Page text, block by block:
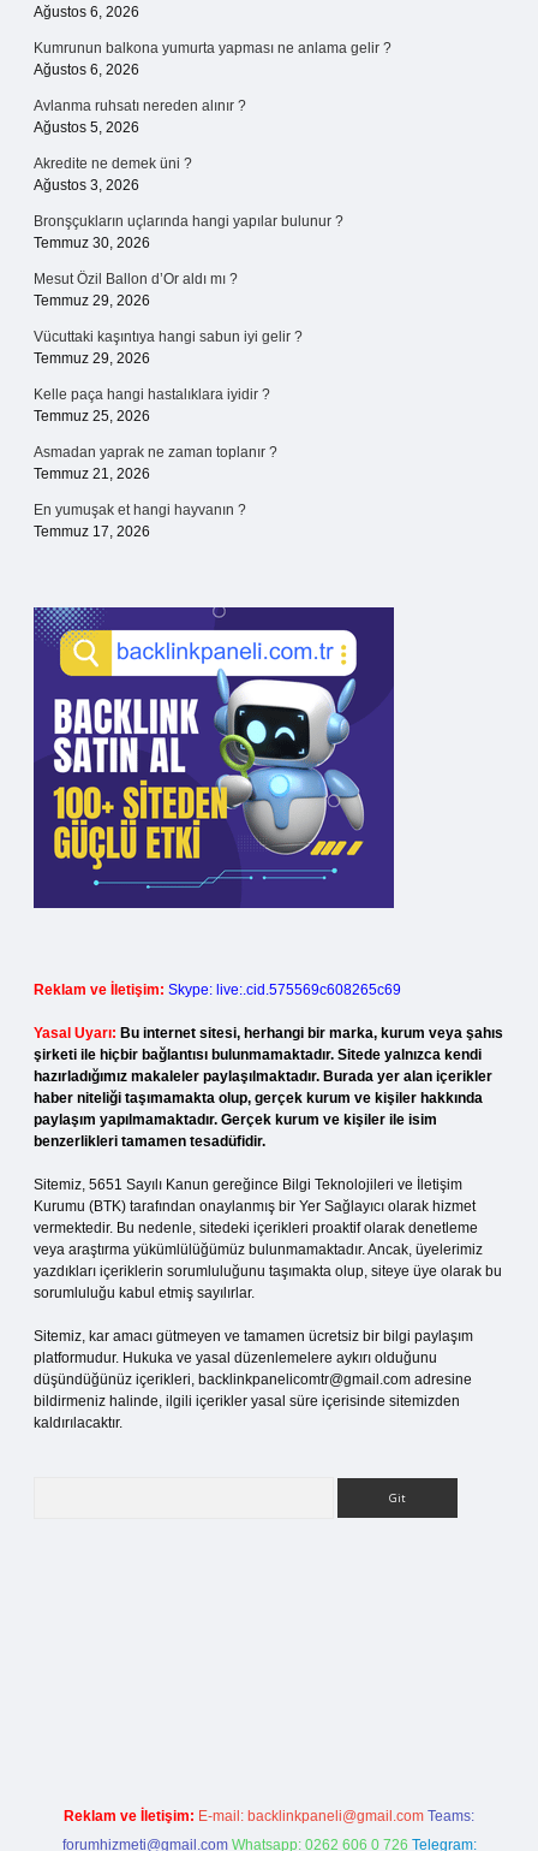
Ağustos 6, 2026
Kumrunun balkona yumurta yapması ne anlama gelir ?
Ağustos 6, 2026
Avlanma ruhsatı nereden alınır ?
Ağustos 5, 2026
Akredite ne demek üni ?
Ağustos 3, 2026
Bronşçukların uçlarında hangi yapılar bulunur ?
Temmuz 30, 2026
Mesut Özil Ballon d’Or aldı mı ?
Temmuz 29, 2026
Vücuttaki kaşıntıya hangi sabun iyi gelir ?
Temmuz 29, 2026
Kelle paça hangi hastalıklara iyidir ?
Temmuz 25, 2026
Asmadan yaprak ne zaman toplanır ?
Temmuz 21, 2026
En yumuşak et hangi hayvanın ?
Temmuz 17, 2026
Reklam ve İletişim: Skype: live:.cid.575569c608265c69
Yasal Uyarı: Bu internet sitesi, herhangi bir marka, kurum veya şahıs
şirketi ile hiçbir bağlantısı bulunmamaktadır. Sitede yalnızca kendi
hazırladığımız makaleler paylaşılmaktadır. Burada yer alan içerikler
haber niteliği taşımamakta olup, gerçek kurum ve kişiler hakkında
paylaşım yapılmamaktadır. Gerçek kurum ve kişiler ile isim
benzerlikleri tamamen tesadüfidir.
Sitemiz, 5651 Sayılı Kanun gereğince Bilgi Teknolojileri ve İletişim
Kurumu (BTK) tarafından onaylanmış bir Yer Sağlayıcı olarak hizmet
vermektedir. Bu nedenle, sitedeki içerikleri proaktif olarak denetleme
veya araştırma yükümlülüğümüz bulunmamaktadır. Ancak, üyelerimiz
yazdıkları içeriklerin sorumluluğunu taşımakta olup, siteye üye olarak bu
sorumluluğu kabul etmiş sayılırlar.
Sitemiz, kar amacı gütmeyen ve tamamen ücretsiz bir bilgi paylaşım
platformudur. Hukuka ve yasal düzenlemelere aykırı olduğunu
düşündüğünüz içerikleri, backlinkpanelicomtr@gmail.com adresine
bildirmeniz halinde, ilgili içerikler yasal süre içerisinde sitemizden
kaldırılacaktır.
Reklam ve İletişim: E-mail: backlinkpaneli@gmail.com Teams:
forumhizmeti@gmail.com Whatsapp: 0262 606 0 726 Telegram: